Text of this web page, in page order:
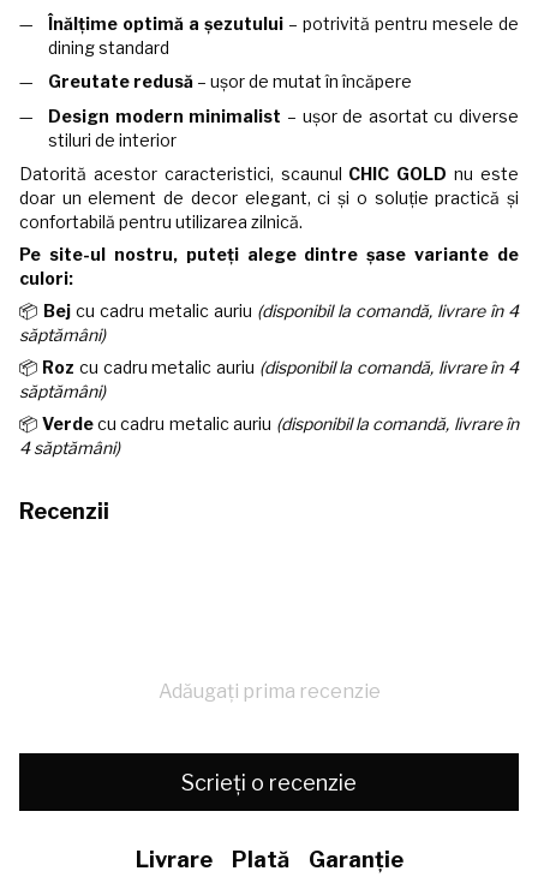
Înălțime optimă a șezutului – potrivită pentru mesele de
dining standard
Greutate redusă – ușor de mutat în încăpere
Design modern minimalist – ușor de asortat cu diverse
stiluri de interior
Datorită acestor caracteristici, scaunul CHIC GOLD nu este
doar un element de decor elegant, ci și o soluție practică și
confortabilă pentru utilizarea zilnică.
Pe site-ul nostru, puteți alege dintreșase variante de
culori:
📦 Bej cu cadru metalic auriu (disponibil la comandă, livrare în 4
săptămâni)
📦 Roz cu cadru metalic auriu (disponibil la comandă, livrare în 4
săptămâni)
📦 Verdecu cadru metalic auriu (disponibil la comandă, livrare în
4 săptămâni)
Recenzii
Adăugați prima recenzie
Scrieți o recenzie
Livrare Plată Garanție